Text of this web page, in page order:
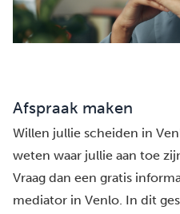
Afspraak maken
Willen jullie scheiden in
weten waar jullie aan toe
Vraag dan een gratis
mediator in Venlo. In dit